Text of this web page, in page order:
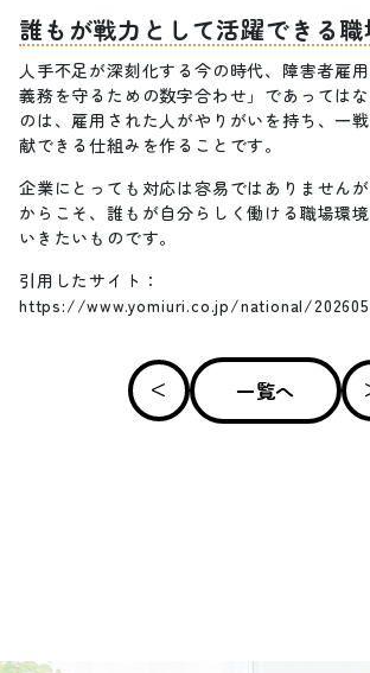
誰もが戦力として活躍できる職
人手不足が深刻化する今の時代、障害者雇
義務を守るための数字合わせ」であっては
のは、雇用された人がやりがいを持ち、一
献できる仕組みを作ることです。
企業にとっても対応は容易ではありません
からこそ、誰もが自分らしく働ける職場環
いきたいものです。
引用したサイト：
https://www.yomiuri.co.jp/national/
一覧へ